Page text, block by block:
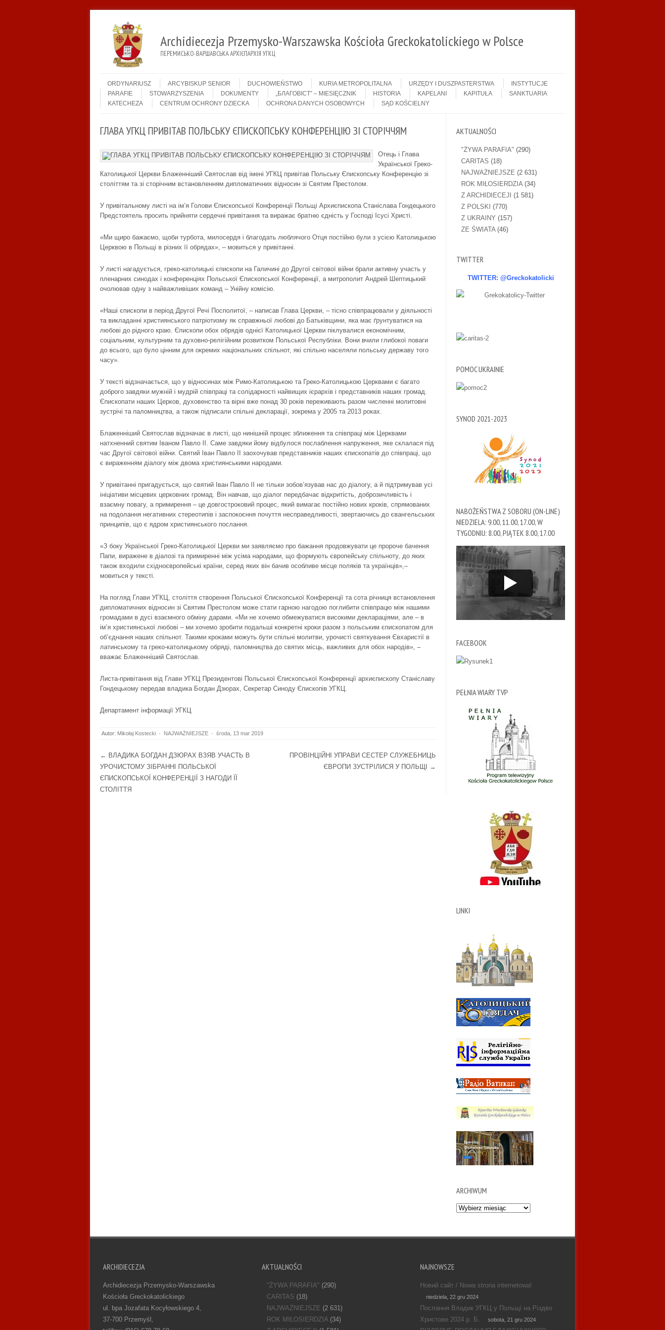
Archidiecezja Przemysko-Warszawska Kościoła Greckokatolickiego w Polsce
ПЕРЕМИСЬКО-ВАРШАВСЬКА АРХІЄПАРХІЯ УГКЦ
Menu
ORDYNARIUSZ
ARCYBISKUP SENIOR DUCHOWIEŃSTWO KURIA METROPOLITALNA URZĘDY I DUSZPASTERSTWA
INSTYTUCJE
PARAFIE
STOWARZYSZENIA DOKUMENTY „БЛАГОВІСТ” – MIESIĘCZNIK HISTORIA KAPELANI KAPITUŁA
SANKTUARIA
KATECHEZA
CENTRUM OCHRONY DZIECKA OCHRONA DANYCH OSOBOWYCH SĄD KOŚCIELNY
ГЛАВА УГКЦ ПРИВІТАВ ПОЛЬСЬКУ ЄПИСКОПСЬКУ КОНФЕРЕНЦІЮ ЗІ СТОРІЧЧЯМ
Отець і Глава
Української Греко-
Католицької Церкви Блаженніший Святослав від імені УГКЦ привітав Польську Єпископську Конференцію зі
століттям та зі сторічним встановленням дипломатичних відносин зі Святим Престолом.
У привітальному листі на ім’я Голови Єпископської Конференції Польщі Архиєпископа Станіслава Гондецького
Предстоятель просить прийняти сердечні привітання та виражає братню єдність у Господі Ісусі Христі.
«Ми щиро бажаємо, щоби турбота, милосердя і благодать люблячого Отця постійно були з усією Католицькою
Церквою в Польщі в різних її обрядах», – мовиться у привітанні.
У листі нагадується, греко-католицькі єпископи на Галичині до Другої світової війни брали активну участь у
пленарних синодах і конференціях Польської Єпископської Конференції, а митрополит Андрей Шептицький
очолював одну з найважливіших команд – Унійну комісію.
«Наші єпископи в період Другої Речі Посполитої, – написав Глава Церкви, – тісно співпрацювали у діяльності
та викладанні християнського патріотизму як справжньої любові до Батьківщини, яка має ґрунтуватися на
любові до рідного краю. Єпископи обох обрядів однієї Католицької Церкви піклувалися економічним,
соціальним, культурним та духовно-релігійним розвитком Польської Республіки. Вони вчили глибокої поваги
до всього, що було цінним для окремих національних спільнот, які спільно населяли польську державу того
часу».
У тексті відзначається, що у відносинах між Римо-Католицькою та Греко-Католицькою Церквами є багато
доброго завдяки мужній і мудрій співпраці та солідарності найвищих ієрархів і представників наших громад.
Єпископати наших Церков, духовенство та вірні вже понад 30 років переживають разом численні молитовні
зустрічі та паломництва, а також підписали спільні декларації, зокрема у 2005 та 2013 роках.
Блаженніший Святослав відзначає в листі, що нинішній процес зближення та співпраці між Церквами
натхненний святим Іваном Павло ІІ. Саме завдяки йому відбулося послаблення напруження, яке склалася під
час Другої світової війни. Святий Іван Павло ІІ заохочував представників наших єпископатів до співпраці, що
є вираженням діалогу між двома християнськими народами.
У привітанні пригадується, що святий Іван Павло ІІ не тільки зобов’язував нас до діалогу, а й підтримував усі
ініціативи місцевих церковних громад. Він навчав, що діалог передбачає відкритість, доброзичливість і
взаємну повагу, а примирення – це довгостроковий процес, який вимагає постійно нових кроків, спрямованих
на подолання негативних стереотипів і заспокоєння почуття несправедливості, звертаючись до євангельських
принципів, що є ядром християнського послання.
«З боку Української Греко-Католицької Церкви ми заявляємо про бажання продовжувати це пророче бачення
Папи, виражене в діалозі та примиренні між усіма народами, що формують європейську спільноту, до яких
також входили східноєвропейські країни, серед яких він бачив особливе місце поляків та українців»,–
мовиться у тексті.
На погляд Глави УГКЦ, століття створення Польської Єпископської Конференції та сота річниця встановлення
дипломатичних відносин зі Святим Престолом може стати гарною нагодою поглибити співпрацю між нашими
громадами в дусі взаємного обміну дарами. «Ми не хочемо обмежуватися високими деклараціями, але – в
ім’я християнської любові – ми хочемо зробити подальші конкретні кроки разом з польським єпископатом для
об’єднання наших спільнот. Такими кроками можуть бути спільні молитви, урочисті святкування Євхаристії в
латинському та греко-католицькому обряді, паломництва до святих місць, важливих для обох народів», –
вважає Блаженніший Святослав.
Листа-привітання від Глави УГКЦ Президентові Польської Єпископської Конференції архиєпископу Станіславу
Гондецькому передав владика Богдан Дзюрах, Секретар Синоду Єпископів УГКЦ.
Департамент інформації УГКЦ
Autor: Mikołaj Kostecki · NAJWAŻNIEJSZE · środa, 13 mar 2019
Post navigation
← ВЛАДИКА БОГДАН ДЗЮРАХ ВЗЯВ УЧАСТЬ В
УРОЧИСТОМУ ЗІБРАННІ ПОЛЬСЬКОЇ
ЄПИСКОПСЬКОЇ КОНФЕРЕНЦІЇ З НАГОДИ ЇЇ
СТОЛІТТЯ
ПРОВІНЦІЙНІ УПРАВИ СЕСТЕР СЛУЖЕБНИЦЬ
ЄВРОПИ ЗУСТРІЛИСЯ У ПОЛЬЩІ
→
AKTUALNOŚCI
"ŻYWA PARAFIA" (290)
CARITAS (18)
NAJWAŻNIEJSZE (2 631)
ROK MIŁOSIERDZIA(34)
Z ARCHIDIECEJI (1 581)
Z POLSKI (770)
Z UKRAINY (157)
ZE ŚWIATA(46)
TWITTER
TWITTER: @Greckokatolicki
POMOC UKRAINIE
SYNOD 2021-2023
NABOŻEŃSTWA Z SOBORU (ON-LINE)
NIEDZIELA: 9.00, 11.00, 17.00, W
TYGODNIU: 8.00, PIĄTEK 8.00, 17.00
FACEBOOK
PEŁNIA WIARY TVP
LINKI
ARCHIWUM
Archiwum
ARCHIDIECEZJA
Archidiecezja Przemysko-Warszawska
Kościoła Greckokatolickiego
ul. bpa Jozafata Kocyłowskiego 4,
37-700 Przemyśl,
AKTUALNOŚCI
"ŻYWA PARAFIA" (290)
CARITAS (18)
NAJWAŻNIEJSZE (2 631)
ROK MIŁOSIERDZIA(34)
NAJNOWSZE
Новий сайт / Nowa strona internetowa!
niedziela, 22 gru 2024
Послання Владик УГКЦ у Польщі на Різдво
Христове 2024 р. Б.
sobota, 21 gru 2024